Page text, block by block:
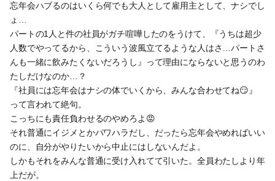
忘年会ハブるのはいくら何でも大人として雇用主として、ナシでし
ょ…
パートの1人と件の社員がガチ喧嘩したのをうけて、『うちは超少
人数でやってるから、こういう波風立てるような人はさ…パートさ
んも一緒に飲みたくないだろうし』って理由にならないと思うのわ
たしだけなのか…？
『社員には忘年会はナシの体でいくから、みんな合わせてね😏』
って言われて絶句。
こっちにも責任負わせるのやめろよ😡
それ普通にイジメとかパワハラだし、だったら忘年会やめればいい
のに、自分がやりたいから中止にはしないんだよ。
しかもそれをみんな普通に受け入れてて引いた。全員わたしより年
上だが。